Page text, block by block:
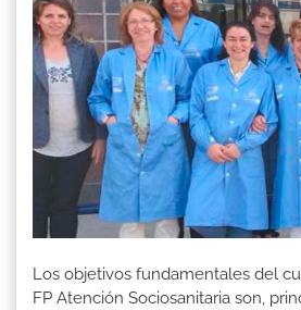
Los objetivos fundamentales del
FP Atención Sociosanitaria son,